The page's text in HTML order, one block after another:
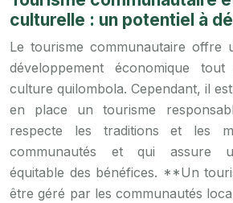
culturelle : un potentiel à
Le tourisme communautaire offre
développement économique
culture quilombola. Cependant, il
en place un tourisme
respecte les traditions et les
communautés et qui assure
équitable des bénéfices. **Un
être géré par les communautés